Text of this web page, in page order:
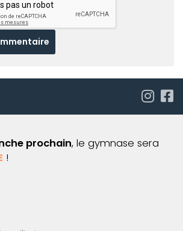
prochain, le gymnase sera
!